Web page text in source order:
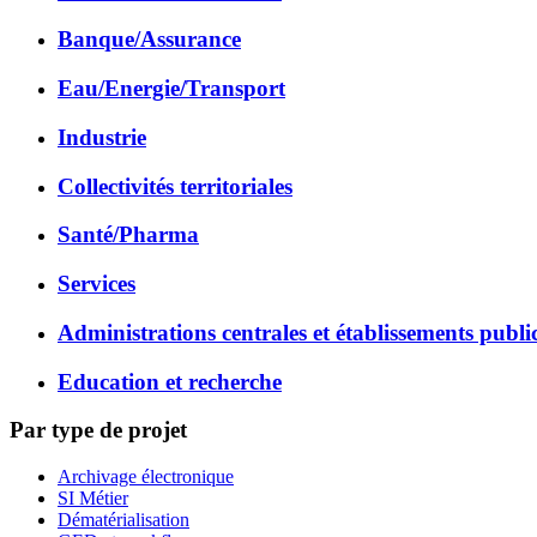
Banque/Assurance
Eau/Energie/Transport
Industrie
Collectivités territoriales
Santé/Pharma
Services
Administrations centrales et établissements
Education et recherche
Par type de projet
Archivage électronique
SI Métier
Dématérialisation